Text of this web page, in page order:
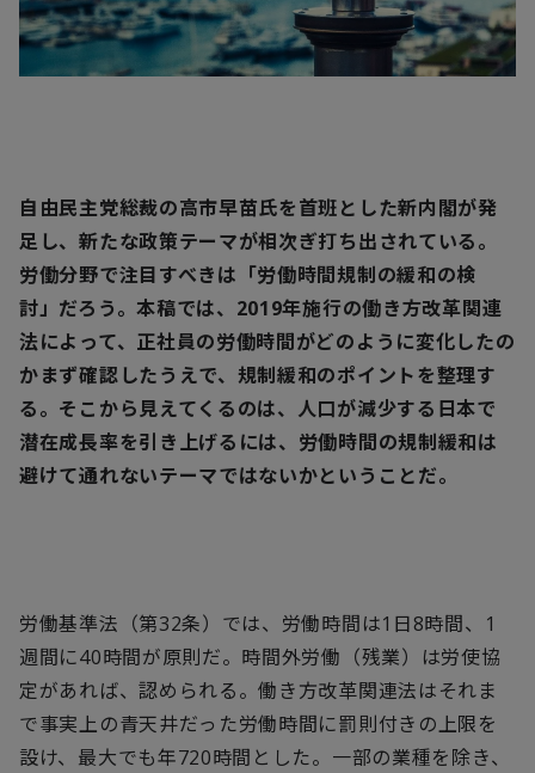
自由民主党総裁の高市早苗氏を首班とした新内閣が発
足し、新たな政策テーマが相次ぎ打ち出されている。
労働分野で注目すべきは「労働時間規制の緩和の検
討」だろう。本稿では、2019年施行の働き方改革関連
法によって、正社員の労働時間がどのように変化したの
かまず確認したうえで、規制緩和のポイントを整理す
る。そこから見えてくるのは、人口が減少する日本で
潜在成長率を引き上げるには、労働時間の規制緩和は
避けて通れないテーマではないかということだ。
労働基準法（第32条）では、労働時間は1日8時間、1
週間に40時間が原則だ。時間外労働（残業）は労使協
定があれば、認められる。働き方改革関連法はそれま
で事実上の青天井だった労働時間に罰則付きの上限を
設け、最大でも年720時間とした。一部の業種を除き、